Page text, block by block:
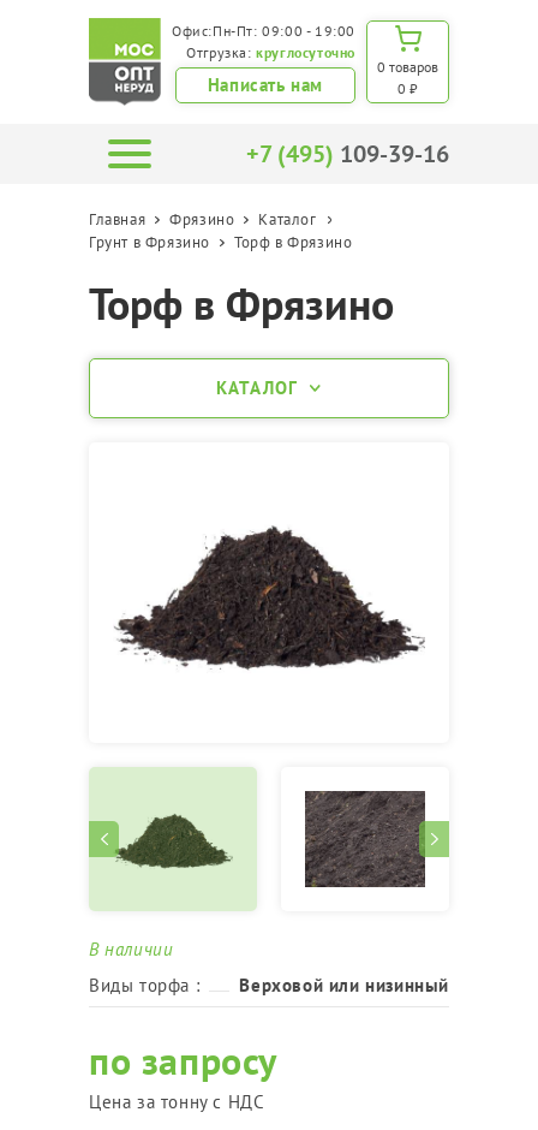
Офис:Пн-Пт: 09:00 - 19:00
Отгрузка:круглосуточно
Написать нам
0 товаров
0 ₽
+7 (495) 109-39-16
Главная Фрязино
Каталог
Грунт в Фрязино
Торф в Фрязино
Торф в Фрязино
КАТАЛОГ
В наличии
Виды торфа :
Верховой или низинный
по запросу
Цена за тонну с НДС